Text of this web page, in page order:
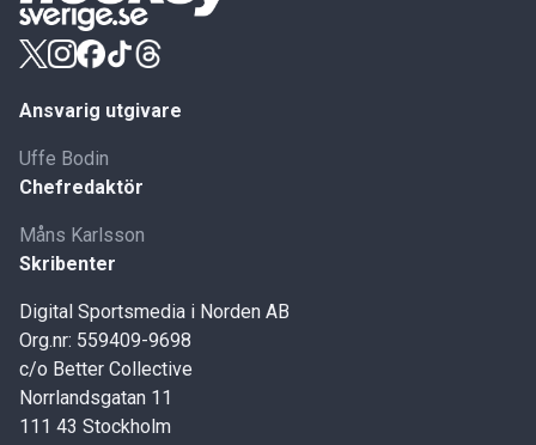
Ansvarig utgivare
Uffe Bodin
Chefredaktör
Måns Karlsson
Skribenter
Digital Sportsmedia i Norden AB
Org.nr: 559409-9698
c/o Better Collective
Norrlandsgatan 11
111 43 Stockholm